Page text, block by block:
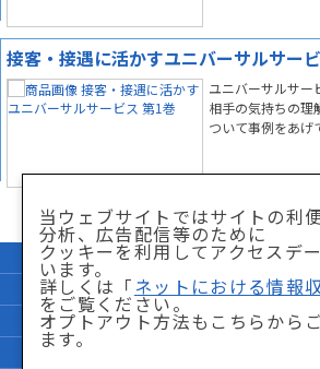
接客・接遇に活かすユニバーサルサー
ユニバーサルサー
相手の気持ちの理
ついて事例をあげ
当ウェブサイトではサイトの利
分析、広告配信等のために
クッキーを利用してアクセスデ
います。
詳しくは「 ネットにおける情報
をご覧ください。
オプトアウト方法もこちらから
ます。
企業情報
個人情報保護方針
サイト利用条件
ネット